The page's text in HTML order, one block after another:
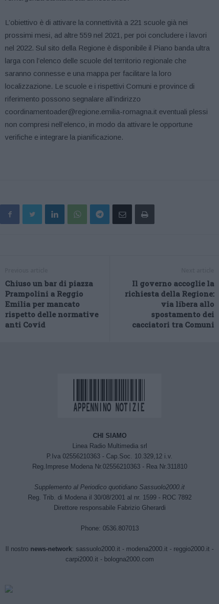
L’obiettivo è di attivare la connettività a 221 scuole già nei
prossimi mesi, ad altre 559 nel 2021, per poi concludere i lavori
nel 2022. Sul sito della Regione è disponibile il Piano banda ultra
larga con l’elenco delle scuole del territorio regionale che
saranno connesse e una mappa per facilitare la loro
localizzazione. Le scuole e i rispettivi Comuni e province di
riferimento possono segnalare all’indirizzo
coordinamentoader@regione.emilia-romagna.it eventuali plessi
non compresi nell’elenco, in modo da attivare le opportune
verifiche e integrare la pianificazione.
Chiuso un bar di piazza
Prampolini a Reggio
Emilia per mancato
rispetto delle normative
anti Covid
Il governo accoglie la
richiesta della Regione:
via libera allo
spostamento dei
cacciatori tra Comuni
CHI SIAMO
Linea Radio Multimedia srl
P.Iva 02556210363 - Cap.Soc. 10.329,12 i.v.
Reg.Imprese Modena Nr.02556210363 - Rea Nr.311810
Supplemento al Periodico quotidiano Sassuolo2000.it
Reg. Trib. di Modena il 30/08/2001 al nr. 1599 - ROC 7892
Direttore responsabile Fabrizio Gherardi
Phone: 0536.807013
Il nostro news-network: sassuolo2000.it - modena2000.it - reggio2000.it -
carpi2000.it- bologna2000.com